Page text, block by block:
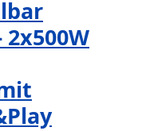
2x500W